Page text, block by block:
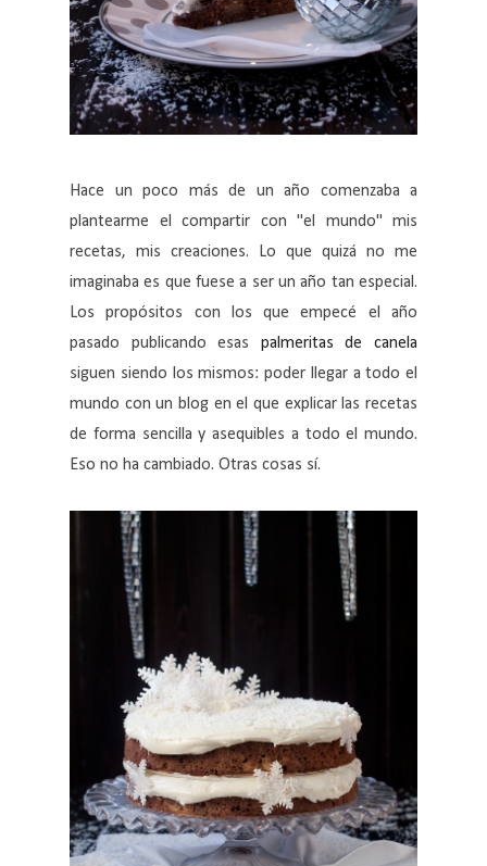
Hace un poco más de un año comenzaba a
plantearme el compartir con "el mundo" mis
recetas, mis creaciones. Lo que quizá no me
imaginaba es que fuese a ser un año tan especial.
Los propósitos con los que empecé el año
pasado publicando esas palmeritas de canela
siguen siendo los mismos: poder llegar a todo el
mundo con un blog en el que explicar las recetas
de forma sencilla y asequibles a todo el mundo.
Eso no ha cambiado. Otras cosas sí.